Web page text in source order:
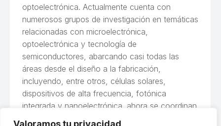
Valoramos tu privacidad
optoelectrónica. Actualmente cuenta con
numerosos grupos de investigación en temáticas
relacionadas con microelectrónica,
optoelectrónica y tecnología de
semiconductores, abarcando casi todas las
áreas desde el diseño a la fabricación,
incluyendo, entre otros, células solares,
dispositivos de alta frecuencia, fotónica
integrada y nanoelectrónica. ahora se coordinan
en la Iniciativa Microelectrónica UPM para